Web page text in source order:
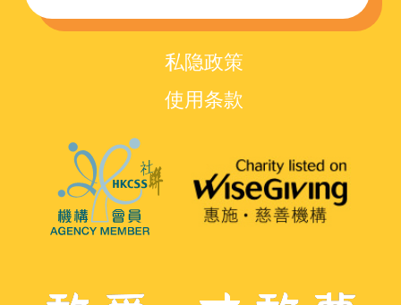
私隐政策
使用条款